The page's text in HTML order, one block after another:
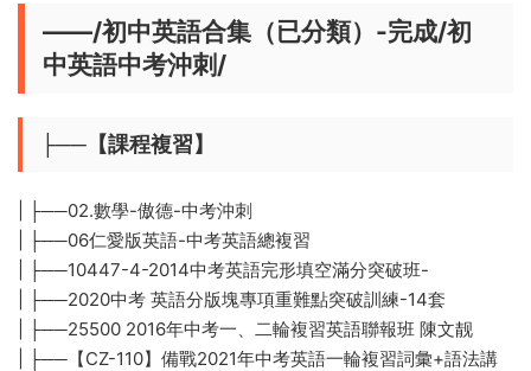
——/初中英語合集（已分類）-完成/初
中英語中考沖刺/
├──【課程複習】
| ├──02.數學-傲德-中考沖刺
| ├──06仁愛版英語-中考英語總複習
| ├──10447-4-2014中考英語完形填空滿分突破班-
| ├──2020中考 英語分版塊專項重難點突破訓練-14套
| ├──25500 2016年中考一、二輪複習英語聯報班 陳文靓
| ├──【CZ-110】備戰2021年中考英語一輪複習詞彙+語法講